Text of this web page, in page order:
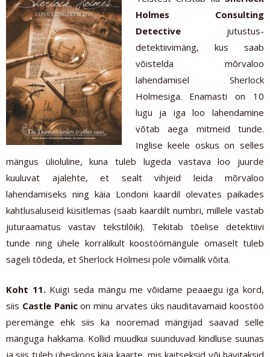
Holmes Consulting
Detectivejutustus-
detektiivimäng, kus saab
võistelda mõrvaloo
lahendamisel Sherlock
Holmesiga. Enamasti on 10
lugu ja iga loo lahendamine
võtab aega mitmeid tunde.
Inglise keele oskus on selles
mängus ülioluline, kuna tuleb lugeda vastava loo juurde
kuuluvat ajalehte, et sealt vihjeid leida mõrvaloo
lahendamiseks ning käia Londoni kaardil olevates paikades
kahtlusaluseid küsitlemas (saab kaardilt numbri, millele vastab
juturaamatus vastav tekstilõik). Tekitab tõelise detektiivi
tunde ning ühele korralikult koostöömängule omaselt tuleb
sageli tõdeda, et Sherlock Holmesi pole võimalik võita.
Koht 11.Kuigi seda mängu me võidame peaaegu iga kord,
siis Castle Panicon minu arvates üks nauditavamaid koostöö
peremänge ehk siis ka nooremad mängijad saavad selle
mänguga hakkama. Kollid muudkui suunduvad kindluse suunas
ja siis tuleb üheskoos käia kaarte, mis kaitseksid või hävitaksid